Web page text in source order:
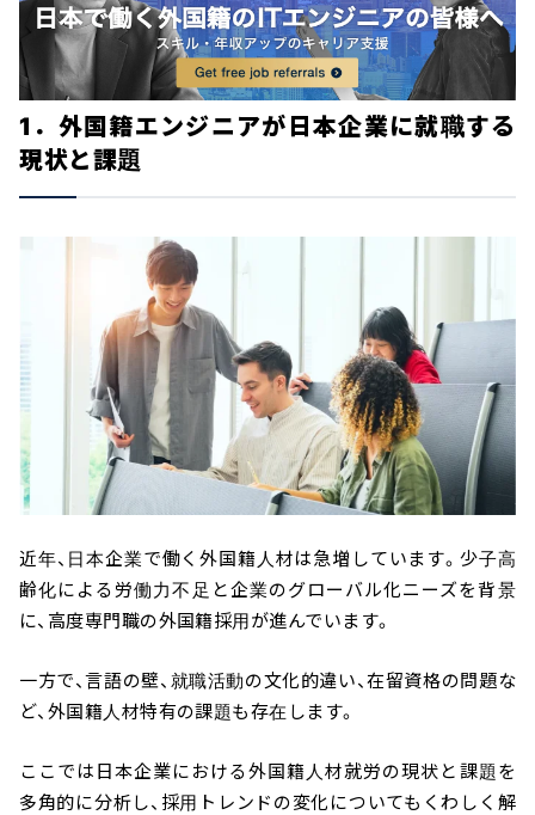
1．外国籍エンジニアが日本企業に就職する
現状と課題
近年、日本企業で働く外国籍人材は急増しています。少子高
齢化による労働力不足と企業のグローバル化ニーズを背景
に、高度専門職の外国籍採用が進んでいます。
一方で、言語の壁、就職活動の文化的違い、在留資格の問題な
ど、外国籍人材特有の課題も存在します。
ここでは日本企業における外国籍人材就労の現状と課題を
多角的に分析し、採用トレンドの変化についてもくわしく解